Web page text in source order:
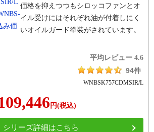
価格を抑えつつもシロッコファンとオ
イル受けにはそれぞれ油が付着しにく
いオイルガード塗装がされています。
平均レビュー 4.6
94件
WNBSK757CDMSIR/L
円(税込)
シリーズ詳細はこちら